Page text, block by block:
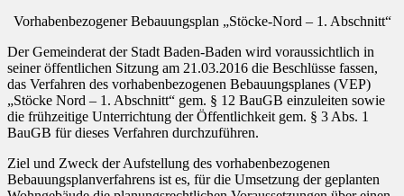
Vorhabenbezogener Bebauungsplan „Stöcke-Nord – 1. Abschnitt“
Der Gemeinderat der Stadt Baden-Baden wird voraussichtlich in
seiner öffentlichen Sitzung am 21.03.2016 die Beschlüsse fassen,
das Verfahren des vorhabenbezogenen Bebauungsplanes (VEP)
„Stöcke Nord – 1. Abschnitt“ gem. § 12 BauGB einzuleiten sowie
die frühzeitige Unterrichtung der Öffentlichkeit gem. § 3 Abs. 1
BauGB für dieses Verfahren durchzuführen.
Ziel und Zweck der Aufstellung des vorhabenbezogenen
Bebauungsplanverfahrens ist es, für die Umsetzung der geplanten